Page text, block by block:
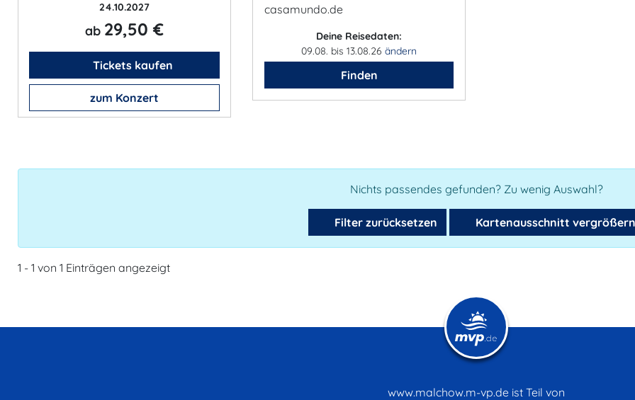
24.10.2027
ab 29,50 €
Tickets kaufen
zum Konzert
casamundo.de
Deine Reisedaten:
09.08. bis 13.08.26 ändern
Finden
Nichts passendes gefunden? Zu wenig Auswahl?
Filter zurücksetzen Kartenausschnitt vergrößern
1 - 1 von 1 Einträgen angezeigt
www.malchow.m-vp.de ist Teil von